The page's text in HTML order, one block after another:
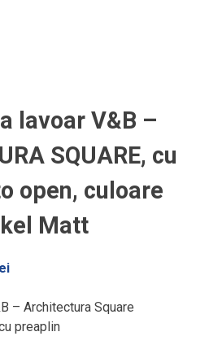
lavoar V&B –
SQUARE, cu
open, culoare
Matt
leiPrețul
este:
1.507,00 lei.
– Architectura Square
preaplin